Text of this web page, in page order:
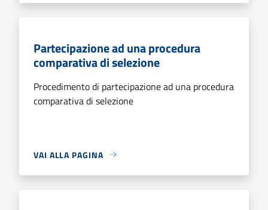
Partecipazione ad una procedura
comparativa di selezione
Procedimento di partecipazione ad una procedura
comparativa di selezione
VAI ALLA PAGINA